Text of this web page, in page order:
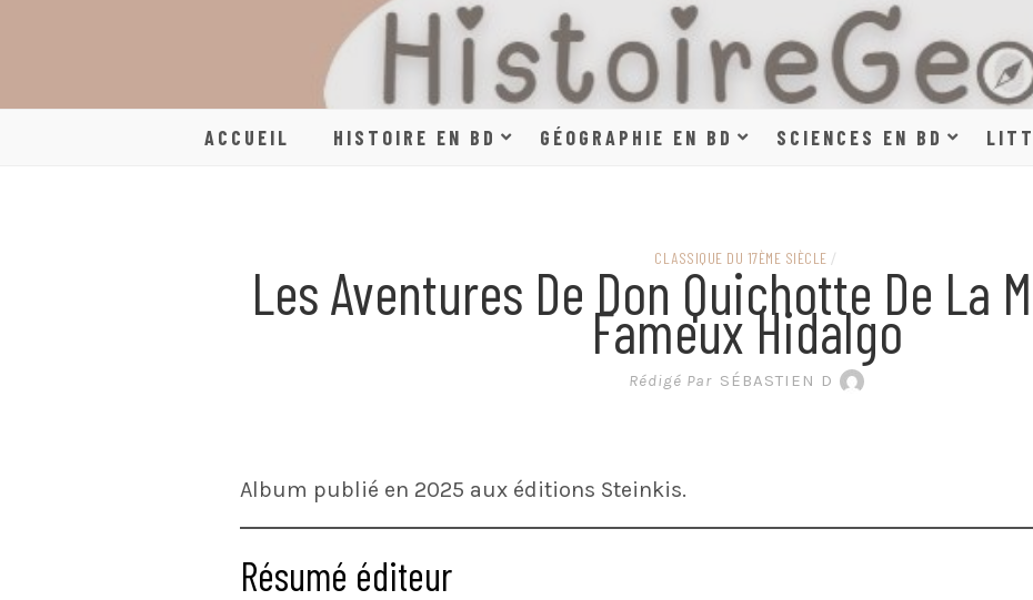
SCIENCES,
EN
ACCUEIL HISTOIRE EN BD GÉOGRAPHIE EN BD SCIENCES EN BD
CLASSIQUE DU 17ÈME SIÈCLE /
Les Aventures De Don Quichotte De La
Fameux Hidalgo
Rédigé Par SÉBASTIEN D
Album publié en 2025 aux éditions Steinkis.
Résumé éditeur